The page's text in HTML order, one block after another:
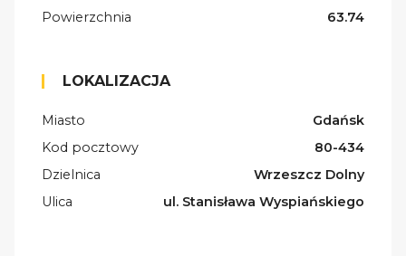
Powierzchnia
63.74
LOKALIZACJA
Miasto
Gdańsk
Kod pocztowy
80-434
Dzielnica
Wrzeszcz Dolny
Ulica
ul. Stanisława Wyspiańskiego